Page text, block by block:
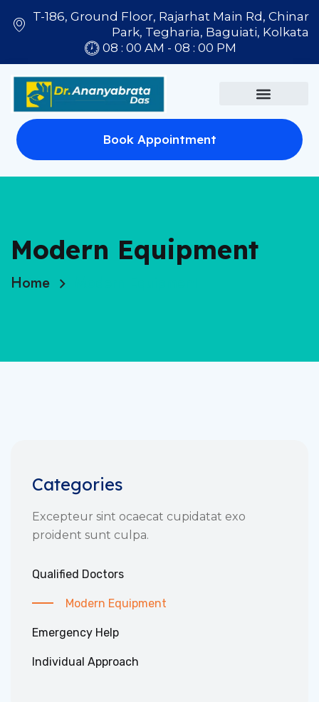
T-186, Ground Floor, Rajarhat Main Rd, Chinar
Park, Tegharia, Baguiati, Kolkata
08 : 00 AM - 08 : 00 PM
Book Appointment
Modern Equipment
Home
Categories
Excepteur sint ocaecat cupidatat exo
proident sunt culpa.
Qualified Doctors
Modern Equipment
Emergency Help
Individual Approach